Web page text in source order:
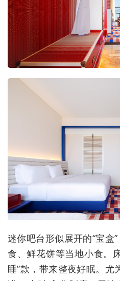
迷你吧台形似展开的“宝盒
食、鲜花饼等当地小食。
睡”款，带来整夜好眠。尤